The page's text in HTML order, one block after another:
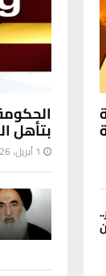
بتأهل
1 أبريل، 2026